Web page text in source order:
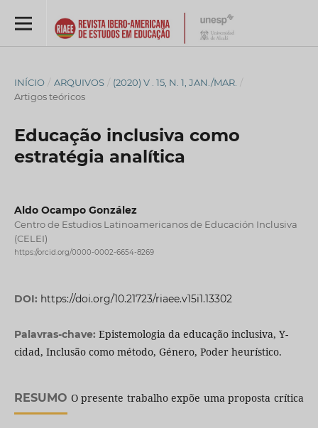
INÍCIO / ARQUIVOS / (2020) V . 15, N. 1, JAN./MAR. /
Artigos teóricos
Educação inclusiva como
estratégia analítica
Aldo Ocampo González
Centro de Estudios Latinoamericanos de Educación Inclusiva
(CELEI)
https://orcid.org/0000-0002-6654-8269
DOI: https://doi.org/10.21723/riaee.v15i1.13302
Palavras-chave: Epistemologia da educação inclusiva, Y-
cidad, Inclusão como método, Género, Poder heurístico.
RESUMO O presente trabalho expõe uma proposta crítica